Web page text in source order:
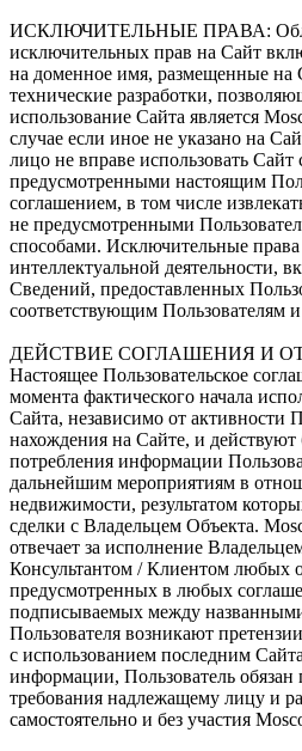
ИСКЛЮЧИТЕЛЬНЫЕ ПРАВА:
исключительных прав на Сайт
на доменное имя, размещенные на
технические разработки,
использование Сайта является
случае если иное не указано на
лицо не вправе использовать Сайт
предусмотренными настоящим
соглашением, в том числе
не предусмотренными
способами. Исключительные права
интеллектуальной деятельности,
Сведений, предоставленных
соответствующим Пользователям
ДЕЙСТВИЕ СОГЛАШЕНИЯ И
Настоящее Пользовательское
момента фактического начала
Сайта, независимо от активности
нахождения на Сайте, и
потребления информации
дальнейшим мероприятиям в
недвижимости, результатом
сделки с Владельцем Объекта.
отвечает за исполнение
Консультантом / Клиентом любых
предусмотренных в любых
подписываемых между
Пользователя возникают
с использованием последним
информации, Пользователь обязан
требования надлежащему лицу и
самостоятельно и без участия